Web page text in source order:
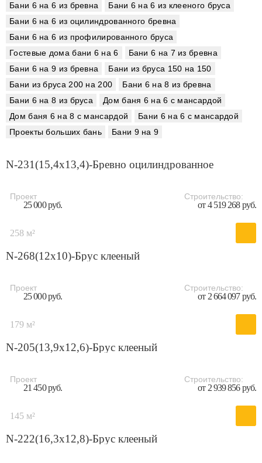
Бани 6 на 6 из бревна
Бани 6 на 6 из клееного бруса
Бани 6 на 6 из оцилиндрованного бревна
Бани 6 на 6 из профилированного бруса
Гостевые дома бани 6 на 6
Бани 6 на 7 из бревна
Бани 6 на 9 из бревна
Бани из бруса 150 на 150
Бани из бруса 200 на 200
Бани 6 на 8 из бревна
Бани 6 на 8 из бруса
Дом баня 6 на 6 с мансардой
Дом баня 6 на 8 с мансардой
Бани 6 на 6 с мансардой
Проекты больших бань
Бани 9 на 9
N-231(15,4x13,4)-Бревно оцилиндрованное
Проект
25 000 руб.
Строительство:
от 4 519 268 руб.
258 м²
N-268(12x10)-Брус клееный
Проект
25 000 руб.
Строительство:
от 2 664 097 руб.
179 м²
N-205(13,9x12,6)-Брус клееный
Проект
21 450 руб.
Строительство:
от 2 939 856 руб.
145 м²
N-222(16,3x12,8)-Брус клееный